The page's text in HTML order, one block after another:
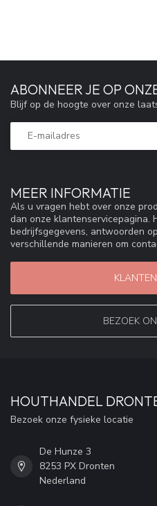
MEER INFORMATIE
Als u vragen hebt over onze
dan onze klantenservicepagina.
bedrijfsgegevens, antwoorden
verschillende manieren om
BEZOEK
ABONNEER JE OP
Blijf op de hoogte over onze
HOUTHANDEL
Bezoek onze fysieke locatie
De Hunze 3
8253 PX Dronten
Nederland